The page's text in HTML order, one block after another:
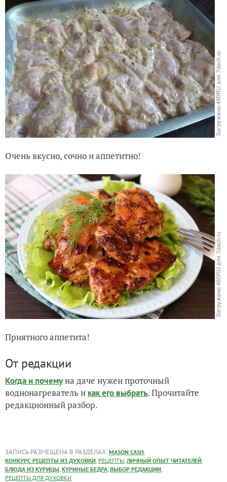
Очень вкусно, сочно и аппетитно!
Приятного аппетита!
От редакции
Когда и почемуна даче нужен проточный
воднонагреватель и как его выбрать. Прочитайте
редакционный разбор.
ЗАПИСЬ РАЗМЕЩЕНА В РАЗДЕЛАХ: MASON CASH,
КОНКУРС РЕЦЕПТЫ ИЗ ДУХОВКИ, РЕЦЕПТЫ, ЛИЧНЫЙ ОПЫТ ЧИТАТЕЛЕЙ,
БЛЮДА ИЗ КУРИЦЫ, КУРИНЫЕ БЕДРА, ВЫБОР РЕДАКЦИИ,
РЕЦЕПТЫ ДЛЯ ДУХОВКИ